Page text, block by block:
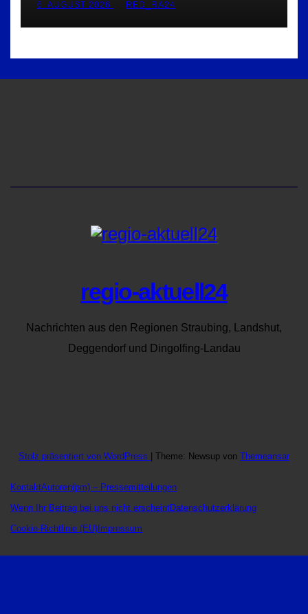
6. AUGUST 2026 RED_RA24
regio-aktuell24
Nachrichten aus den Regionen Straubing, Landshut,
Deggendorf und Dingolfing-Landau
Stolz präsentiert von WordPress Theme: Newsup von Themeansar
KontaktAutoren(pm) – Pressemitteilungen
Wenn Ihr Beitrag bei uns nicht erscheintDatenschutzerklärung
Cookie-Richtlinie (EU) Impressum